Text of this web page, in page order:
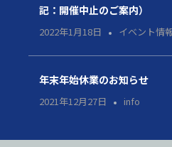
記：開催中止のご案内）
2022年1月18日 イベント情
年末年始休業のお知らせ
2021年12月27日 info